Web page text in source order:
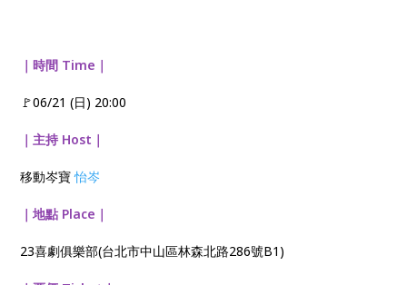
｜時間 Time｜
🚩06/21 (日) 20:00
｜主持 Host｜
移動岑寶怡岑
｜地點 Place｜
23喜劇俱樂部(台北市中山區林森北路286號B1)